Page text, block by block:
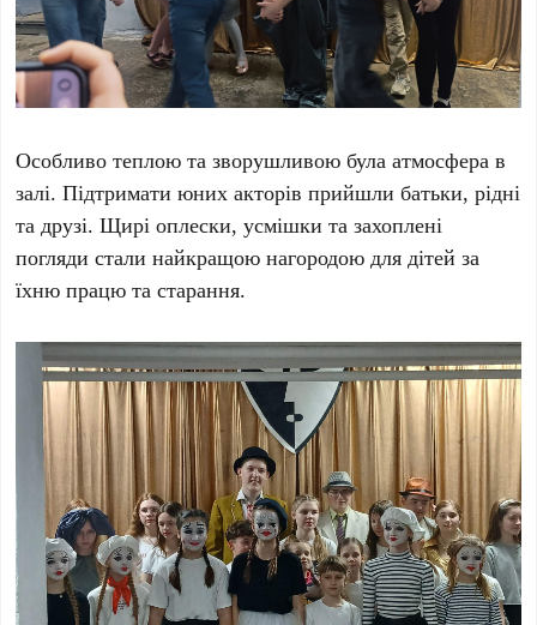
Особливо теплою та зворушливою була атмосфера в
залі. Підтримати юних акторів прийшли батьки, рідні
та друзі. Щирі оплески, усмішки та захоплені
погляди стали найкращою нагородою для дітей за
їхню працю та старання.